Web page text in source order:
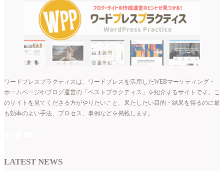
ワードプレスプラクティスは、ワードプレスを活用したWEBマーケティング・
ホームページやブログ運営の「ベストプラクティス」を紹介するサイトです。こ
のサイトを見てくださる方がやりたいこと、果たしたい目的・結果を得るのに最
も効率のよい手法、プロセス、事例などを掲載します。
LATEST NEWS